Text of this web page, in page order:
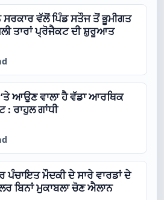
ਸਰਕਾਰ ਵੱਲੋਂ ਪਿੰਡ ਸਤੌਜ ਤੋਂ ਭੂਮੀਗਤ
ਤਾਰਾਂ ਪ੍ਰੋਜੈਕਟ ਦੀ ਸ਼ੁਰੂਆਤ
ਆਉਣ ਵਾਲਾ ਹੈ ਵੱਡਾ ਆਰਥਿਕ
: ਰਾਹੁਲ ਗਾਂਧੀ
ਪੰਚਾਇਤ ਮੌਦਕੀ ਦੇ ਸਾਰੇ ਵਾਰਡਾਂ ਦੇ
ਬਿਨਾਂ ਮੁਕਾਬਲਾ ਚੋਣ ਐਲਾਨ